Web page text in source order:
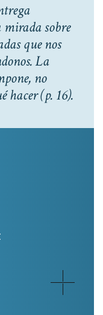
sobre
que nos
La
no
hacer(p. 16).